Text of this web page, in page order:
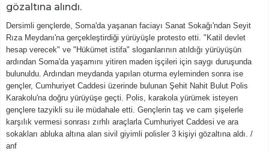
gözaltına alındı.
Dersimli gençlerde, Soma'da yaşanan faciayı Sanat Sokağı'ndan Seyit
Rıza Meydanı'na gerçekleştirdiği yürüyüşle protesto etti. "Katil devlet
hesap verecek" ve "Hükümet istifa" sloganlarının atıldığı yürüyüşün
ardından Soma'da yaşamını yitiren maden işçileri için saygı duruşunda
bulunuldu. Ardından meydanda yapılan oturma eyleminden sonra ise
gençler, Cumhuriyet Caddesi üzerinde bulunan Şehit Nahit Bulut Polis
Karakolu'na doğru yürüyüşe geçti. Polis, karakola yürümek isteyen
gençlere tazyikli su ile müdahale etti. Gençlerin taş ve cam şişelerle
karşılık vermesi sonrası zırhlı araçlarla Cumhuriyet Caddesi ve ara
sokakları abluka altına alan sivil giyimli polisler 3 kişiyi gözaltına aldı. /
anf